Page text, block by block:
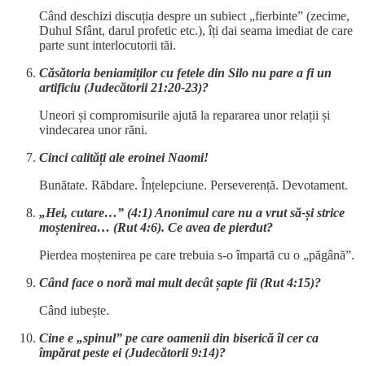
Când deschizi discuția despre un subiect „fierbinte” (zecime,
Duhul Sfânt, darul profetic etc.), îți dai seama imediat de care
parte sunt interlocutorii tăi.
Căsătoria beniamiților cu fetele din Silo nu pare a fi un
artificiu (Judecătorii 21:20-23)?
Uneori și compromisurile ajută la repararea unor relații și
vindecarea unor răni.
Cinci calități ale eroinei Naomi!
Bunătate. Răbdare. Înțelepciune. Perseverență. Devotament.
„Hei, cutare…” (4:1) Anonimul care nu a vrut să-și strice
moștenirea… (Rut 4:6). Ce avea de pierdut?
Pierdea moștenirea pe care trebuia s-o împartă cu o „păgână”.
Când face o noră mai mult decât șapte fii (Rut 4:15)?
Când iubește.
Cine e „spinul” pe care oamenii din biserică îl cer ca
împărat peste ei (Judecătorii 9:14)?